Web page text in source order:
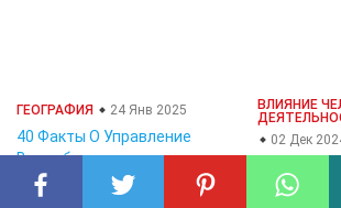
ГЕОГРАФИЯ 24 Янв 2025
40 Факты О Управление
Водосбором
ВЛИЯНИЕ
02 Дек